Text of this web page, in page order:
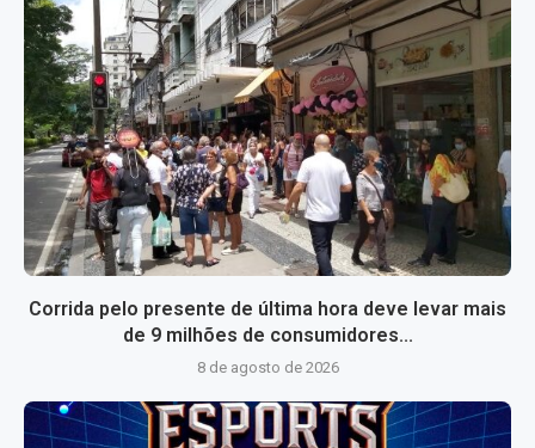
Corrida pelo presente de última hora deve levar mais
de 9 milhões de consumidores...
8 de agosto de 2026